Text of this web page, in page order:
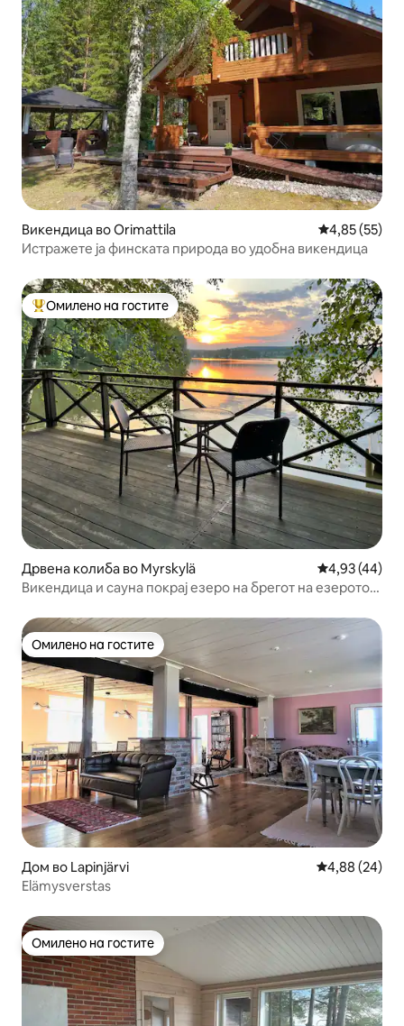
Викендица во Orimattila Просечна
4,85 (55)
Истражете ја финската природа во удобна викендица
Меѓу најуспешните „Омилени на гостите“
Омилено на гостите
Дрвена колиба во Myrskylä Просечна
4,93 (44)
Викендица и сауна покрај езеро на брегот на езерото
Омилено на гостите
Омилено на гостите
Дом во Lapinjärvi Просечна
4,88 (24)
Elämysverstas
Омилено на гостите
Омилено на гостите